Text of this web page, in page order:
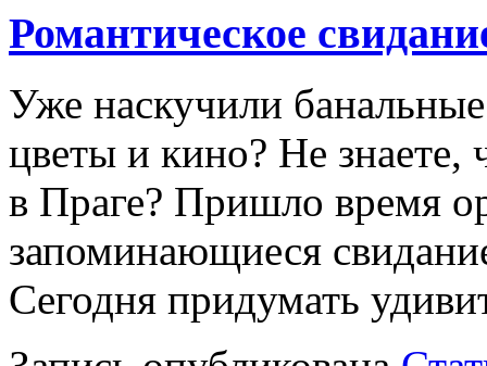
Романтическое
Уже наскучили
цветы и кино? Не знаете,
в Праге? Пришло время
запоминающиеся
Сегодня придумать